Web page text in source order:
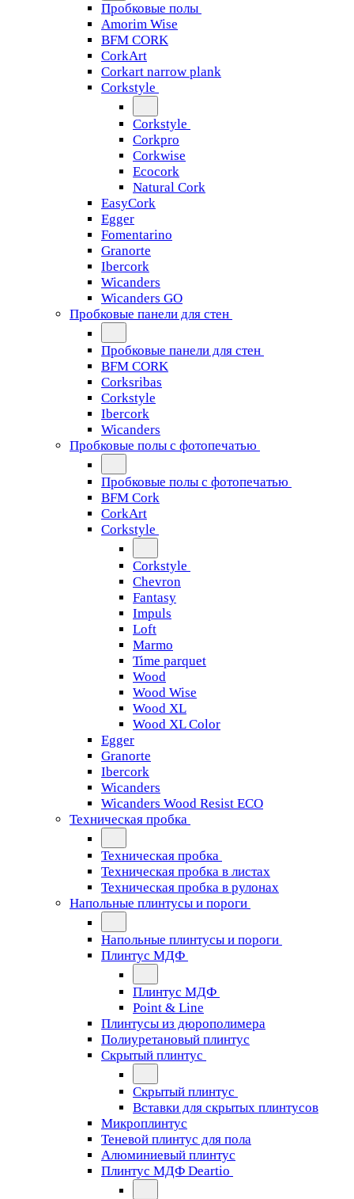
Пробковые полы
Amorim Wise
BFM CORK
CorkArt
Corkart narrow plank
Corkstyle
Corkstyle
Corkpro
Corkwise
Ecocork
Natural Cork
EasyCork
Egger
Fomentarino
Granorte
Ibercork
Wicanders
Wicanders GO
Пробковые панели для стен
Пробковые панели для стен
BFM CORK
Corksribas
Corkstyle
Ibercork
Wicanders
Пробковые полы с фотопечатью
Пробковые полы с фотопечатью
BFM Cork
CorkArt
Corkstyle
Corkstyle
Chevron
Fantasy
Impuls
Loft
Marmo
Time parquet
Wood
Wood Wise
Wood XL
Wood XL Color
Egger
Granorte
Ibercork
Wicanders
Wicanders Wood Resist ECO
Техническая пробка
Техническая пробка
Техническая пробка в листах
Техническая пробка в рулонах
Напольные плинтусы и пороги
Напольные плинтусы и пороги
Плинтус МДФ
Плинтус МДФ
Point & Line
Плинтусы из дюрополимера
Полиуретановый плинтус
Скрытый плинтус
Скрытый плинтус
Вставки для скрытых плинтусов
Микроплинтус
Теневой плинтус для пола
Алюминиевый плинтус
Плинтус МДФ Deartio